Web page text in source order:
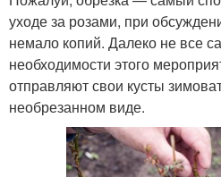
уходе за розами, при
немало копий. Далеко не все
необходимости этого
отправляют свои кусты
необрезанном виде.